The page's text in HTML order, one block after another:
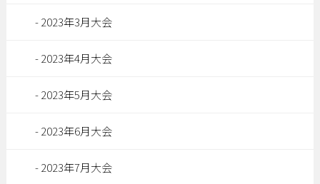
2023年3月大会
2023年4月大会
2023年5月大会
2023年6月大会
2023年7月大会